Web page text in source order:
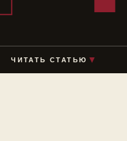
ЧИТАТЬ СТАТЬЮ ▼